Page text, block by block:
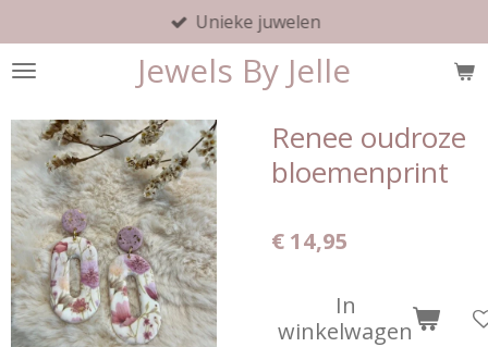
direct
naar
hoofdinhoud
Jewels By Jelle
Unieke juwelen
Renee oudroze
bloemenprint
€ 14,95
In
winkelwagen